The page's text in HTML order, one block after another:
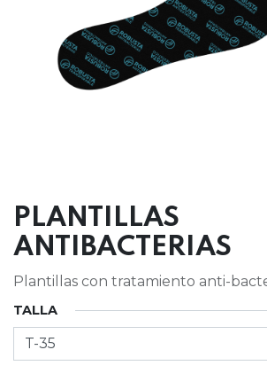
PLANTILLAS
ANTIBACTERIAS
Plantillas con tratamiento anti-
TALLA